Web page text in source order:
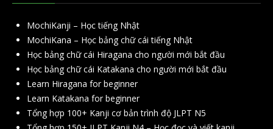
MochiKanji – Học tiếng Nhật
MochiKana – Học bảng chữ cái tiếng Nhật
Học bảng chữ cái Hiragana cho người mới bắt đầu
Học bảng chữ cái Katakana cho người mới bắt đầu
Learn Hiragana for beginner
Learn Katakana for beginner
Tổng hợp 100+ Kanji cơ bản trình độ JLPT N5